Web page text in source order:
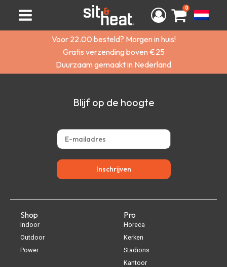
0
Voor 22.00 besteld? Morgen in huis!
Gratis verzending boven €25
Duurzaam gemaakt in Nederland
Blijf op de hoogte
Inschrijven
Shop
Indoor
Outdoor
Power
Pro
Horeca
Kerken
Stadions
Kantoor